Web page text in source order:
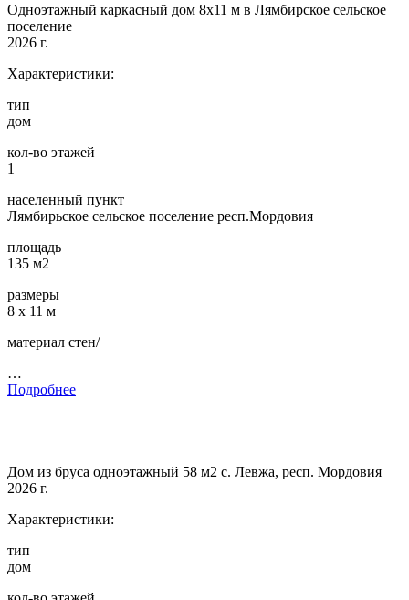
Одноэтажный каркасный дом 8х11 м в Лямбирское сельское
поселение
2026 г.
Характеристики:
тип
дом
кол-во этажей
1
населенный пункт
Лямбирьское сельское поселение респ.Мордовия
площадь
135 м2
размеры
8 х 11 м
материал стен/
…
Подробнее
Дом из бруса одноэтажный 58 м2 с. Левжа, респ. Мордовия
2026 г.
Характеристики:
тип
дом